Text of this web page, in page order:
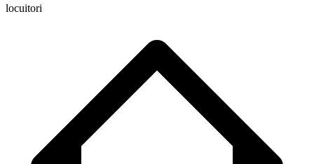
locuitori